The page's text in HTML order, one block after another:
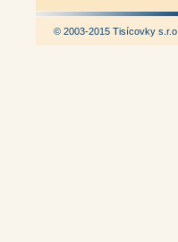
© 2003-2015 Tisícovky s.r.o.